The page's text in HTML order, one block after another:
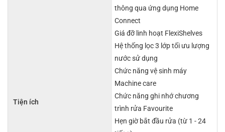
Tiện ích
thông qua ứng dụng Home
Connect
Giá đỡ linh hoạt FlexiShelves
Hệ thống lọc 3 lớp tối ưu lượng
nước sử dụng
Chức năng vệ sinh máy
Machine care
Chức năng ghi nhớ chương
trình rửa Favourite
Hẹn giờ bắt đầu rửa (từ 1 - 24